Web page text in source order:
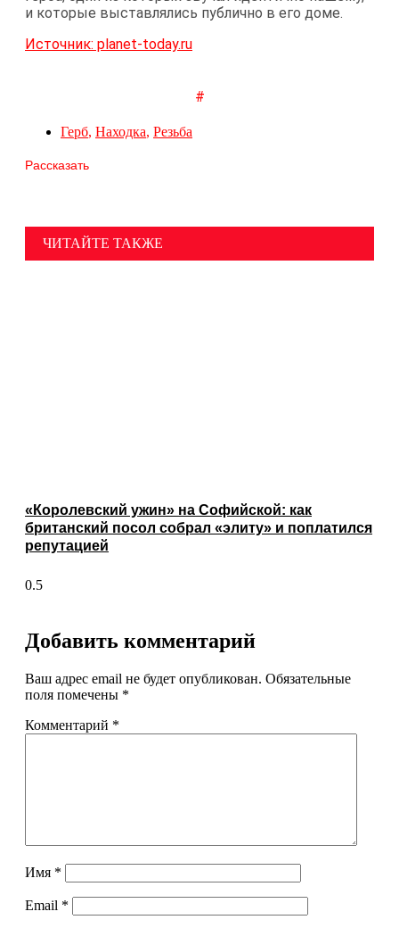
и которые выставлялись публично в его доме.
Источник: planet-today.ru
#
Герб, Находка, Резьба
Рассказать
ЧИТАЙТЕ ТАКЖЕ
«Королевский ужин» на Софийской: как
британский посол собрал «элиту» и поплатился
репутацией
Добавить комментарий
Ваш адрес email не будет опубликован. Обязательные
поля помечены *
Комментарий *
Имя *
Email *